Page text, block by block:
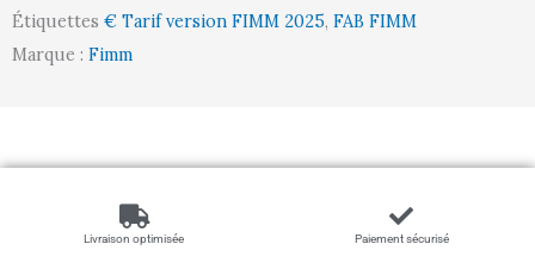
chariot
de
Étiquettes € Tarif version FIMM 2025, FAB FIMM
Marque : Fimm
Livraison optimisée Paiement sécurisé